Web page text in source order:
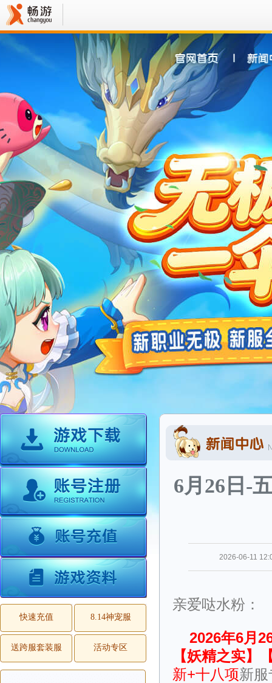
快速充值 8.14神宠服
送跨服套装服 活动专区
6月26日-
2026-06-11
亲爱哒水粉：
2026年6月
【妖精之实】
新+十八项新